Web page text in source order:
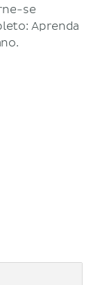
se
Aprenda